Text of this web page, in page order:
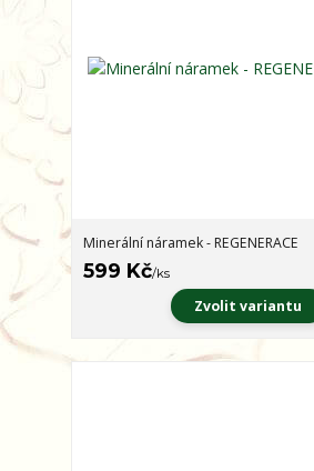
Minerální náramek - REGENERACE
599 Kč/ks
Zvolit variantu